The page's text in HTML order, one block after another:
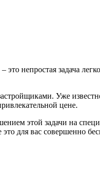
непростая задача
Уже
цене.
этой задачи на
для вас совершенно